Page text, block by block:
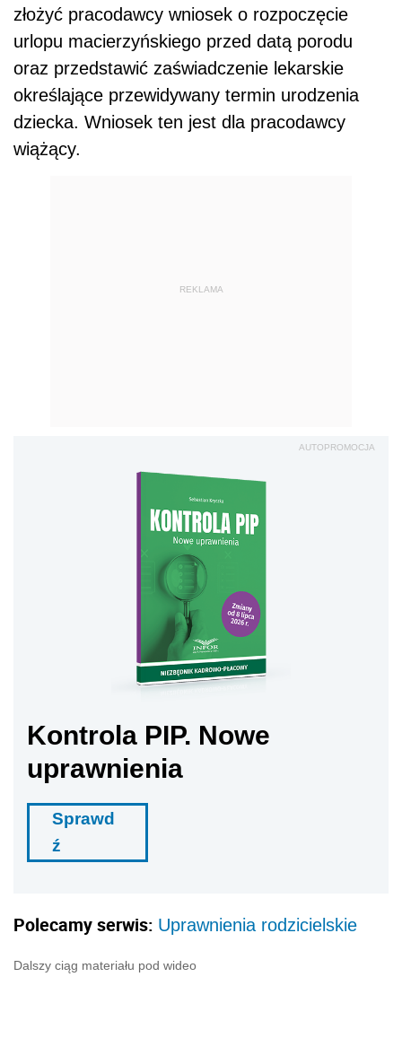
złożyć pracodawcy wniosek o rozpoczęcie
urlopu macierzyńskiego przed datą porodu
oraz przedstawić zaświadczenie lekarskie
określające przewidywany termin urodzenia
dziecka. Wniosek ten jest dla pracodawcy
wiążący.
REKLAMA
AUTOPROMOCJA
Kontrola PIP. Nowe
uprawnienia
Sprawd
ź
Polecamy serwis: Uprawnienia rodzicielskie
Dalszy ciąg materiału pod wideo